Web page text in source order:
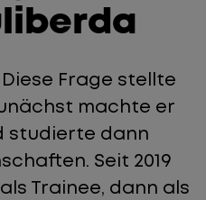
Frage stellte
machte er
studierte dann
Seit 2019
Trainee, dann als